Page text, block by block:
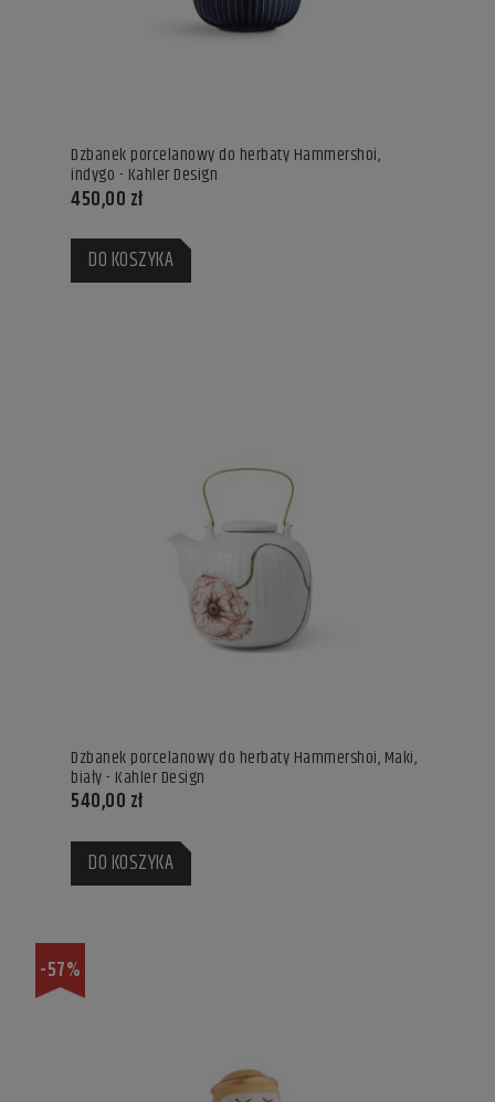
Dzbanek porcelanowy do herbaty Hammershoi,
indygo - Kahler Design
450,00 zł
DO KOSZYKA
Dzbanek porcelanowy do herbaty Hammershoi, Maki,
biały - Kahler Design
540,00 zł
DO KOSZYKA
-57%